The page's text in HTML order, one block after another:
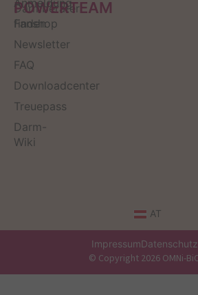
Darmberater
finden
Newsletter
FAQ
Downloadcenter
Treuepass
Darm-
Wiki
POWERTEAM
Anmeldung
Fanshop
AT
ImpressumDatenschutz
© Copyright 2026 OMNi-